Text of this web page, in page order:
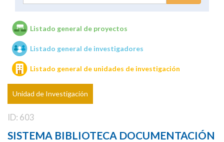
Unidades de investigación
Listado general de proyectos
Listado general de investigadores
Listado general de unidades de investigación
Unidad de Investigación
ID: 603
SISTEMA BIBLIOTECA DOCUMENTACIÓN